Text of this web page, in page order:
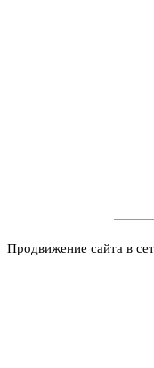
Продвижение сайта в